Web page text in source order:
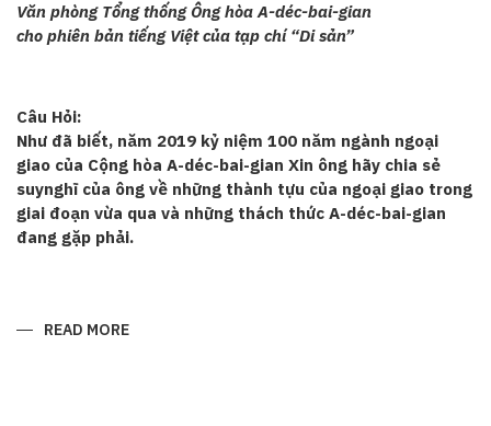
Văn phòng Tổng thống Ông hòa A-déc-bai-gian
cho phiên bản tiếng Việt của tạp chí “Di sản”
Câu Hỏi:
Như đã biết, năm 2019 kỷ niệm 100 năm ngành ngoại
giao của Cộng hòa A-déc-bai-gian Xin ông hãy chia sẻ
suynghĩ của ông về những thành tựu của ngoại giao trong
giai đoạn vừa qua và những thách thức A-déc-bai-gian
đang gặp phải.
READ MORE